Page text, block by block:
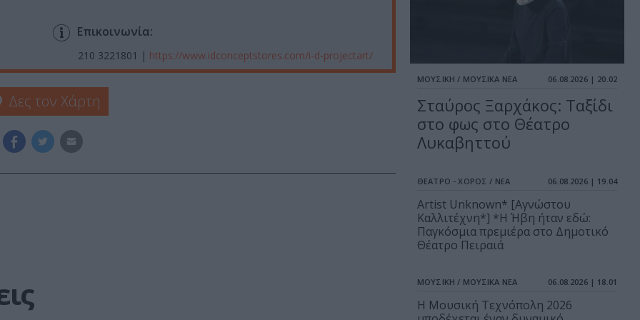
Επικοινωνία:
210 3221801 | https://www.idconceptstores.com/i-d-projectart/
Δες τον Χάρτη
ΜΟΥΣΙΚΗ / ΜΟΥΣΙΚΑ ΝΕΑ 06.08.2026 | 20.02
Σταύρος Ξαρχάκος: Ταξίδι
στο φως στο Θέατρο
Λυκαβηττού
ΘΕΑΤΡΟ - ΧΟΡΟΣ / ΝΕΑ 06.08.2026 | 19.04
Artist Unknown* [Αγνώστου
Καλλιτέχνη*] *Η Ήβη ήταν εδώ:
Παγκόσμια πρεμιέρα στο Δημοτικό
Θέατρο Πειραιά
ΜΟΥΣΙΚΗ / ΜΟΥΣΙΚΑ ΝΕΑ 06.08.2026 | 18.01
Η Μουσική Τεχνόπολη 2026